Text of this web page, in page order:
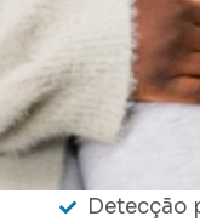
Detecção